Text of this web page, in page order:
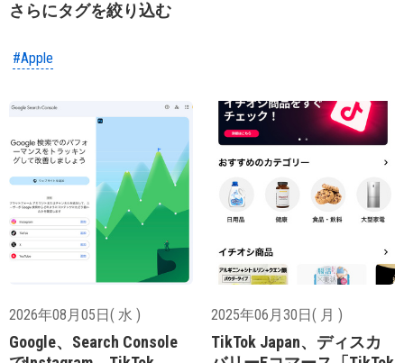
さらにタグを絞り込む
#Apple
2026年08月05日( 水 )
Google、Search Console
2025年06月30日( 月 )
TikTok Japan、ディスカ